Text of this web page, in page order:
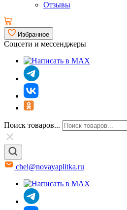
Отзывы
Избранное
Соцсети и мессенджеры
Поиск товаров...
chel@novayaplitka.ru